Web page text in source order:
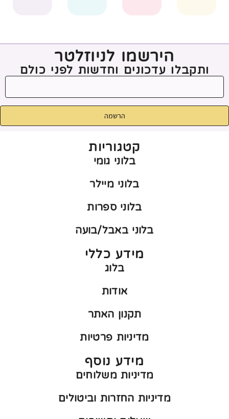
הירשמו לניוזלטר
ותקבלו עדכונים וחדשות לפני כולם
הרשמה
קטגוריות
בלוני גומי
בלוני מיילר
בלוני ספרות
בלוני באבל/בועה
מידע כללי
בלוג
אודות
תקנון האתר
מדיניות פרטיות
מידע נוסף
מדיניות משלוחים
מדיניות החזרות וביטולים